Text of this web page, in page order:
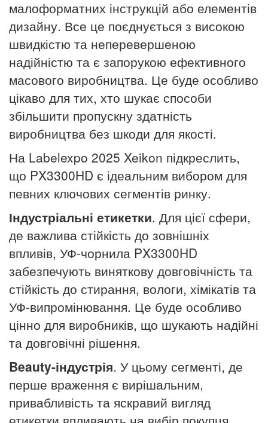
малоформатних інструкцій або елементів
дизайну. Все це поєднується з високою
швидкістю та неперевершеною
надійністю та є запорукою ефективного
масового виробництва. Це буде особливо
цікаво для тих, хто шукає способи
збільшити пропускну здатність
виробництва без шкоди для якості.
На Labelexpo 2025 Xeikon підкреслить,
що PX3300HD є ідеальним вибором для
певних ключових сегментів ринку.
Індустріальні етикетки. Для цієї сфери,
де важлива стійкість до зовнішніх
впливів, УФ-чорнила PX3300HD
забезпечують виняткову довговічність та
стійкість до стирання, вологи, хімікатів та
УФ-випромінювання. Це буде особливо
цінно для виробників, що шукають надійні
та довговічні рішення.
Beauty-індустрія. У цьому сегменті, де
перше враження є вирішальним,
привабливість та яскравий вигляд